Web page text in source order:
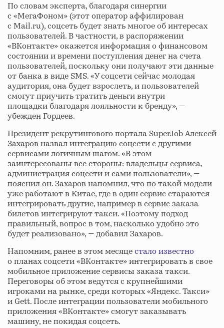
По словам эксперта, благодаря синергии
с «МегаФоном» (этот оператор аффилирован
с Mail.ru), соцсеть будет знать многое об интересах
пользователей. В частности, в распоряжении
«ВКонтакте» окажется информация о финансовом
состоянии и времени поступления денег на счета
пользователей, поскольку они получают эти данные
от банка в виде SMS. «У соцсети сейчас молодая
аудитория, она будет взрослеть, и пользователей
смогут приучить тратить деньги внутри
площадки благодаря лояльности к бренду», —
убежден Гордеев.
Президент рекрутингового портала SuperJob Алексей
Захаров назвал интеграцию соцсети с другими
сервисами логичным шагом. «В этом
заинтересованы все стороны: владельцы сервиса,
администрация соцсети и сами пользователи», —
пояснил он. Захаров напомнил, что по такой модели
уже работают в Китае, где в один сервис стараются
интегрировать другие, например в сервис заказа
билетов интегрируют такси. «Поэтому подход
правильный, вопрос в том, насколько удобно это
будет реализовано», — добавил Захаров.
Напомним, ранее в этом месяцестало известно
о планах соцсети «ВКонтакте» интегрировать в свое
мобильное приложение сервисы заказа такси.
Переговоры об этом ведутся с крупнейшими
игроками на рынке, среди которых «Яндекс. Такси»
и Gett. После интеграции пользователи мобильного
приложения «ВКонтакте» смогут заказывать
машину, не покидая соцсеть.